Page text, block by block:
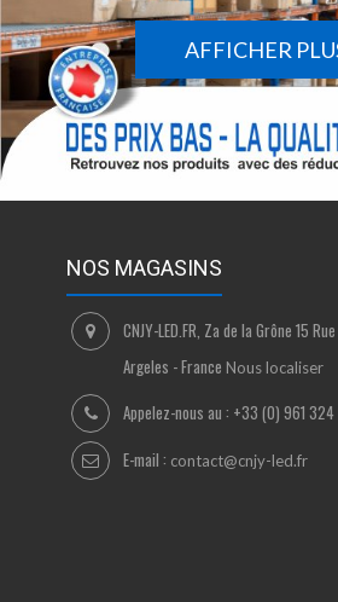
AFFICHER
NOS MAGASINS
CNJY-LED.FR, Za de la Grône 15
Argeles - France Nous localiser
Appelez-nous au : +33 (0) 961
E-mail : contact@cnjy-led.fr